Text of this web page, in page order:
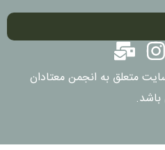
متعلق به انجمن معتادان